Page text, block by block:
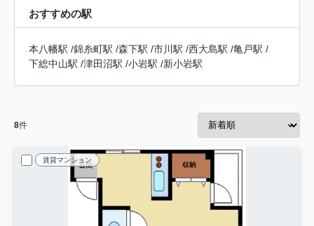
おすすめの駅
本八幡駅 /錦糸町駅 /森下駅 /市川駅 /西大島駅 /亀戸駅 /
下総中山駅 /津田沼駅 /小岩駅 /新小岩駅
8件
賃貸マンション